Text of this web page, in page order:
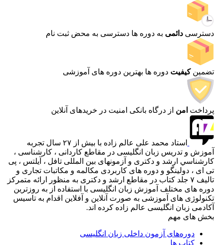
دسترسی دائمی به دوره ها دسترسی به محض ثبت نام
تضمین کیفیت دوره ها بهترین دوره های آموزشی
پرداخت امن از درگاه بانکی امنیت در خریدهای آنلاین
استاد محمد علی عالم زاده با بيش از ٢٧ سال تجربه
آموزش و تدریس زبان انگلیسی در مقاطع كاردانی ، كارشناسی ،
كارشناسي ارشد و دكتری و آزمونهای بین المللی تافل ، آيلتس ، پی
تی ای ، دولینگو و دوره های كاربردی مكالمه و مكاتبات تجاری و
تاليف ٧ جلد كتاب در مقاطع ارشد و دكتری به منظور ارائه متمركز
دوره های مختلف آموزش زبان انگليسی با استفاده از به روزترين
تكنولوژی های آموزشی به صورت آنلاین و آفلاین اقدام به تاسیس
آکادمی زبان انگلیسی عالم زاده كرده اند.
بخش های مهم
دوره‌های آزمون داخلی زبان انگلیسی
کتاب ها